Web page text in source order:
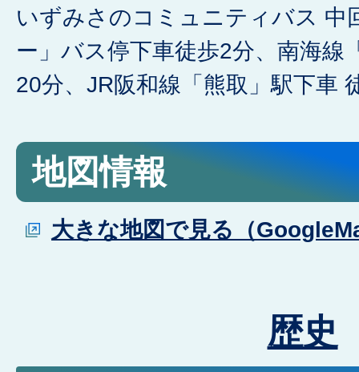
いずみさのコミュニティバス 中
ー」バス停下車徒歩2分、南海線
20分、JR阪和線「熊取」駅下車
地図情報
大きな地図で見る（
歴史